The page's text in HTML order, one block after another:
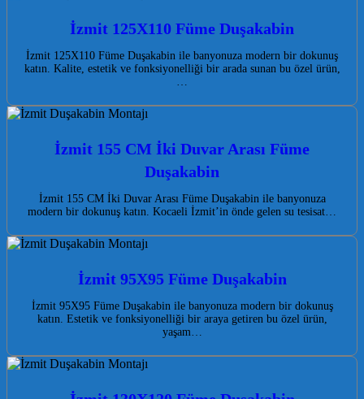
İzmit 125X110 Füme Duşakabin
İzmit 125X110 Füme Duşakabin ile banyonuza modern bir dokunuş
katın. Kalite, estetik ve fonksiyonelliği bir arada sunan bu özel ürün,
İzmit 155 CM İki Duvar Arası Füme
Duşakabin
İzmit 155 CM İki Duvar Arası Füme Duşakabin ile banyonuza
modern bir dokunuş katın. Kocaeli İzmit’in önde gelen su tesisat…
İzmit 95X95 Füme Duşakabin
İzmit 95X95 Füme Duşakabin ile banyonuza modern bir dokunuş
katın. Estetik ve fonksiyonelliği bir araya getiren bu özel ürün,
yaşam…